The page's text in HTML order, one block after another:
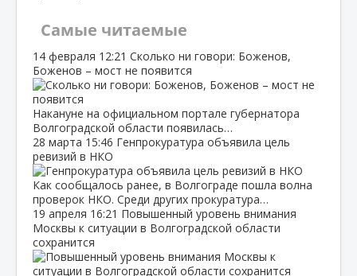
Самые читаемые
14 февраля 12:21 Сколько ни говори: Боженов,
Боженов – мост не появится
Накануне на официальном портале губернатора
Волгоградской области появилась…
28 марта 15:46 Генпрокуратура объявила цель
ревизий в НКО
Как сообщалось ранее, в Волгограде пошла волна
проверок НКО. Среди других прокуратура…
19 апреля 16:21 Повышенный уровень внимания
Москвы к ситуации в Волгоградской области
сохранится